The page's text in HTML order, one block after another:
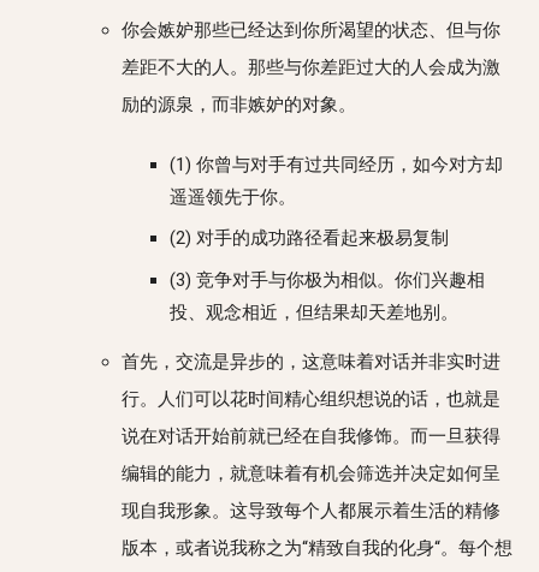
你会嫉妒那些已经达到你所渴望的状态、但与你
差距不大的人。那些与你差距过大的人会成为激
励的源泉，而非嫉妒的对象。
(1) 你曾与对手有过共同经历，如今对方却
遥遥领先于你。
(2) 对手的成功路径看起来极易复制
(3) 竞争对手与你极为相似。你们兴趣相
投、观念相近，但结果却天差地别。
首先，交流是异步的，这意味着对话并非实时进
行。人们可以花时间精心组织想说的话，也就是
说在对话开始前就已经在自我修饰。而一旦获得
编辑的能力，就意味着有机会筛选并决定如何呈
现自我形象。这导致每个人都展示着生活的精修
版本，或者说我称之为“精致自我的化身“。每个想